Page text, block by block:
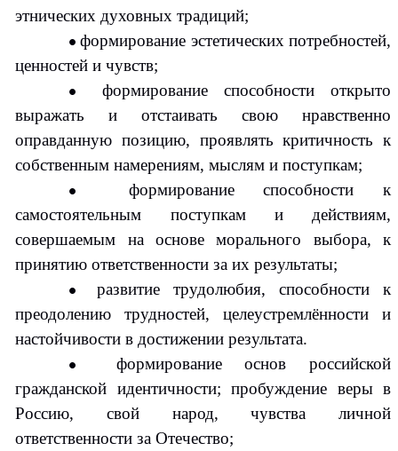
этнических духовных традиций;
формирование эстетических потребностей,
ценностей и чувств;
формирование способности открыто
выражать и отстаивать свою нравственно
оправданную позицию, проявлять критичность к
собственным намерениям, мыслям и поступкам;
формирование способности к
самостоятельным поступкам и действиям,
совершаемым на основе морального выбора, к
принятию ответственности за их результаты;
развитие трудолюбия, способности к
преодолению трудностей, целеустремлённости и
настойчивости в достижении результата.
формирование основ российской
гражданской идентичности; пробуждение веры в
Россию, свой народ, чувства личной
ответственности за Отечество;